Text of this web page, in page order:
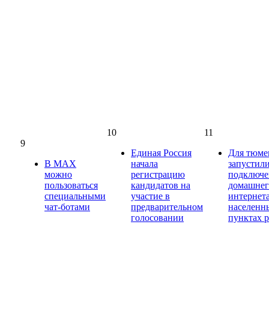
9
В МАХ
можно
пользоваться
специальными
чат-ботами
10
Единая Россия
начала
регистрацию
кандидатов на
участие в
предварительном
голосовании
11
Для
пунктах